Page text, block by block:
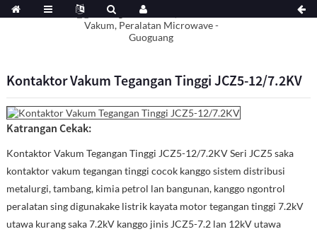
Kontaktor Vakum Tegangan Tinggi JCZ5-12/7.2KV
Katrangan Cekak:
Kontaktor Vakum Tegangan Tinggi JCZ5-12/7.2KV Seri JCZ5 saka
kontaktor vakum tegangan tinggi cocok kanggo sistem distribusi
metalurgi, tambang, kimia petrol lan bangunan, kanggo ngontrol
peralatan sing digunakake listrik kayata motor tegangan tinggi 7.2kV
utawa kurang saka 7.2kV kanggo jinis JCZ5-7.2 lan 12kV utawa